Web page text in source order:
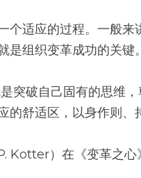
个适应的过程。一般来
组织变革成功的关键。
突破自己固有的思维
舒适区，以身作则、
Kotter）在《变革之心